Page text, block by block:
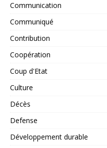
Communication
Communiqué
Contribution
Coopération
Coup d'Etat
Culture
Décès
Defense
Développement durable